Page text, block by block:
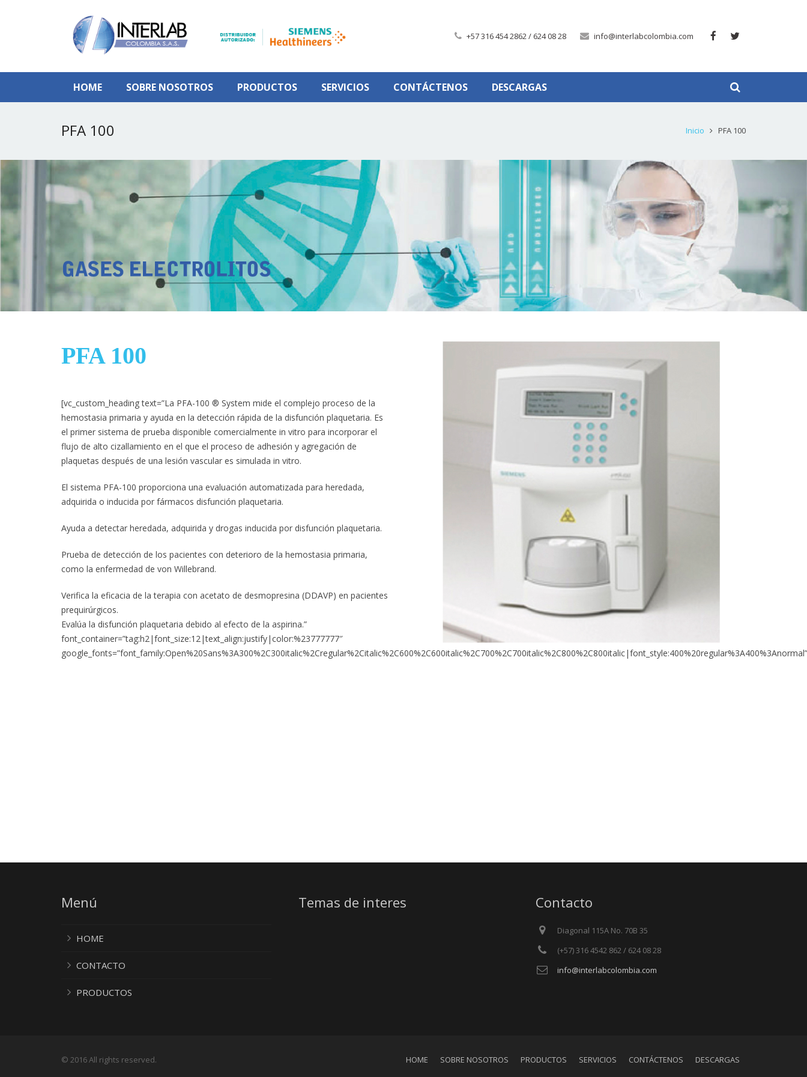
+57 316 454 2862 / 624 08 28 info@interlabcolombia.com
HOME SOBRE NOSOTROS PRODUCTOS SERVICIOS CONTÁCTENOS DESCARGAS
PFA 100 Inicio PFA 100
PFA 100
[vc_custom_heading text=”La PFA-100 ® System mide el complejo proceso de la
hemostasia primaria y ayuda en la detección rápida de la disfunción plaquetaria. Es
el primer sistema de prueba disponible comercialmente in vitro para incorporar el
flujo de alto cizallamiento en el que el proceso de adhesión y agregación de
plaquetas después de una lesión vascular es simulada in vitro.
El sistema PFA-100 proporciona una evaluación automatizada para heredada,
adquirida o inducida por fármacos disfunción plaquetaria.
Ayuda a detectar heredada, adquirida y drogas inducida por disfunción plaquetaria.
Prueba de detección de los pacientes con deterioro de la hemostasia primaria,
como la enfermedad de von Willebrand.
Verifica la eficacia de la terapia con acetato de desmopresina (DDAVP) en pacientes
prequirúrgicos.
Evalúa la disfunción plaquetaria debido al efecto de la aspirina.”
font_container=”tag:h2|font_size:12|text_align:justify|color:%23777777″
Menú
HOME
CONTACTO
PRODUCTOS
Temas de interes Contacto
Diagonal 115A No. 70B 35
(+57) 316 4542 862 / 624 08 28
info@interlabcolombia.com
HOME SOBRE NOSOTROS PRODUCTOS SERVICIOS CONTÁCTENOS DESCARGAS
© 2016 All rights reserved.